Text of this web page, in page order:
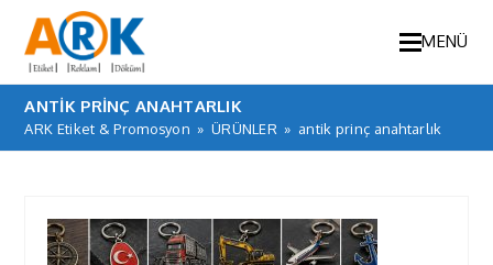
MENÜ
ANTIK PRINÇ ANAHTARLIK
ARK Etiket & Promosyon » ÜRÜNLER » antik prinç anahtarlık